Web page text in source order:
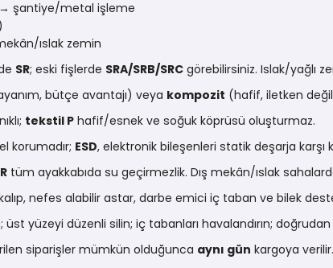
şantiye/metal işleme
ıslak zemin
SR; eski fişlerde SRA/SRB/SRC görebilirsiniz. Islak/yağlı
bütçe avantajı) veya kompozit (hafif, iletken
tekstil P hafif/esnek ve soğuk köprüsü oluşturmaz.
korumadır; ESD, elektronik bileşenleri statik deşarja karşı
tüm ayakkabıda su geçirmezlik. Dış mekân/ıslak
nefes alabilir astar, darbe emici iç taban ve bilek
yüzeyi düzenli silin; iç tabanları havalandırın;
siparişler mümkün olduğunca aynı gün kargoya verilir.